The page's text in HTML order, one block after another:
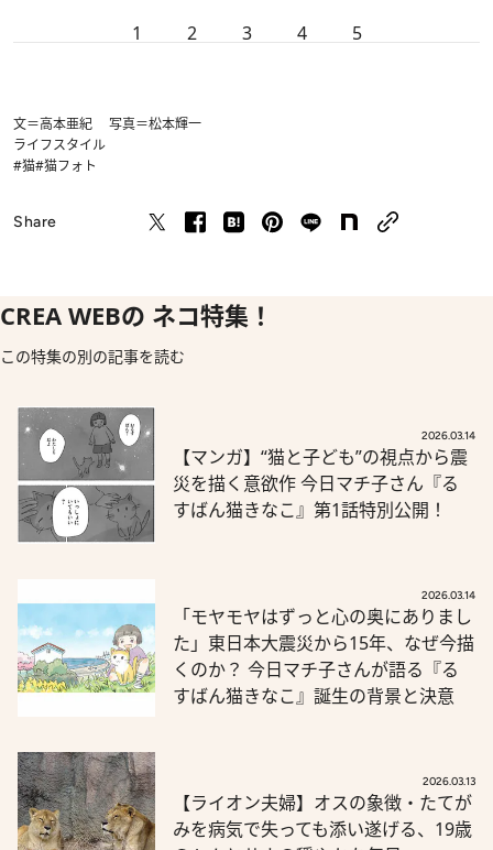
1 2 3 4 5
文＝高本亜紀 写真＝松本輝一
ライフスタイル
#猫#猫フォト
Share
CREA WEBの ネコ特集！
この特集の別の記事を読む
2026.03.14
【マンガ】“猫と子ども”の視点から震
災を描く意欲作 今日マチ子さん『る
すばん猫きなこ』第1話特別公開！
2026.03.14
「モヤモヤはずっと心の奥にありまし
た」東日本大震災から15年、なぜ今描
くのか？ 今日マチ子さんが語る『る
すばん猫きなこ』誕生の背景と決意
2026.03.13
【ライオン夫婦】オスの象徴・たてが
みを病気で失っても添い遂げる、19歳